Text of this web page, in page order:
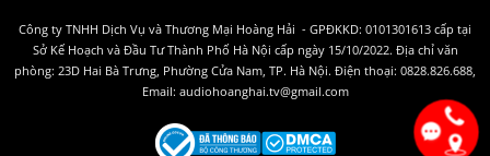
Công ty TNHH Dịch Vụ và Thương Mại Hoàng Hải - GPĐKKD: 0101301613 cấp tại
Sở Kế Hoạch và Đầu Tư Thành Phố Hà Nội cấp ngày 15/10/2022. Địa chỉ văn
phòng: 23D Hai Bà Trưng, Phường Cửa Nam, TP. Hà Nội. Điện thoại: 0828.826.688,
Email: audiohoanghai.tv@gmail.com